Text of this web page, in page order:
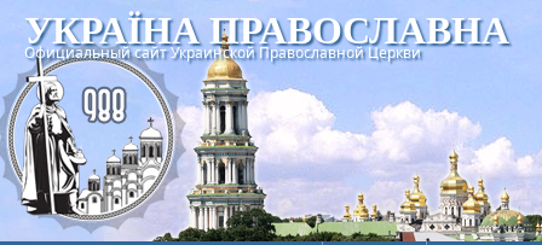
УКРАЇНА ПРАВОСЛАВНА
Официальный сайт Украинской Православной Церкви